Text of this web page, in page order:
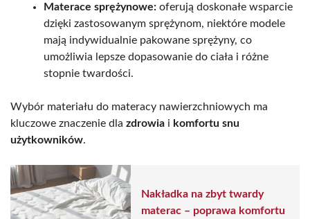
Materace sprężynowe: oferują doskonałe wsparcie
dzięki zastosowanym sprężynom, niektóre modele
mają indywidualnie pakowane sprężyny, co
umożliwia lepsze dopasowanie do ciała i różne
stopnie twardości.
Wybór materiału do materacy nawierzchniowych ma
kluczowe znaczenie dla zdrowia i komfortu snu
użytkowników.
Nakładka na zbyt twardy
materac – poprawa komfortu